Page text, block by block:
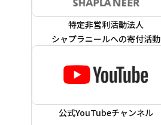
特定非営利活動法人
シャプラニールへの寄付活動
公式YouTubeチャンネル